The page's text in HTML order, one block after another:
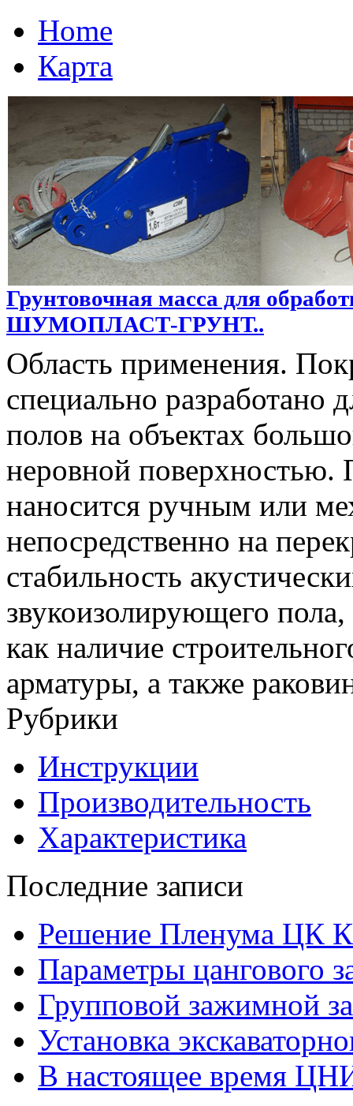
Home
Карта
Грунтовочная масса для
ШУМОПЛАСТ-ГРУНТ..
Область применения.
специально разработано
полов на объектах
неровной
наносится ручным или
непосредственно на
стабильность
звукоизолирующего
как наличие
арматуры, а также
Рубрики
Инструкции
Производительность
Характеристика
Последние записи
Решение Пленума ЦК
Параметры цангового
Групповой зажимной
Установка
В настоящее время